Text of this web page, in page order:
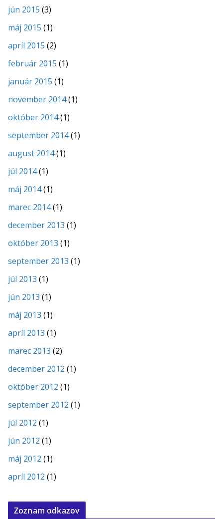
jún 2015 (3)
máj 2015 (1)
apríl 2015 (2)
február 2015 (1)
január 2015 (1)
november 2014(1)
október 2014(1)
september 2014(1)
august 2014(1)
júl 2014(1)
máj 2014(1)
marec 2014(1)
december 2013 (1)
október 2013 (1)
september 2013 (1)
júl 2013 (1)
jún 2013 (1)
máj 2013 (1)
apríl 2013 (1)
marec 2013 (2)
december 2012 (1)
október 2012 (1)
september 2012 (1)
júl 2012 (1)
jún 2012 (1)
máj 2012 (1)
apríl 2012 (1)
Zoznam odkazov